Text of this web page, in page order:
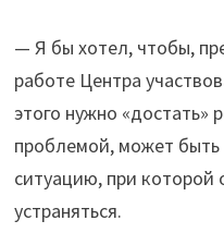
— Я бы хотел, чтобы,
работе Центра
этого нужно «достать»
проблемой, может быть
ситуацию, при которой
устраняться.